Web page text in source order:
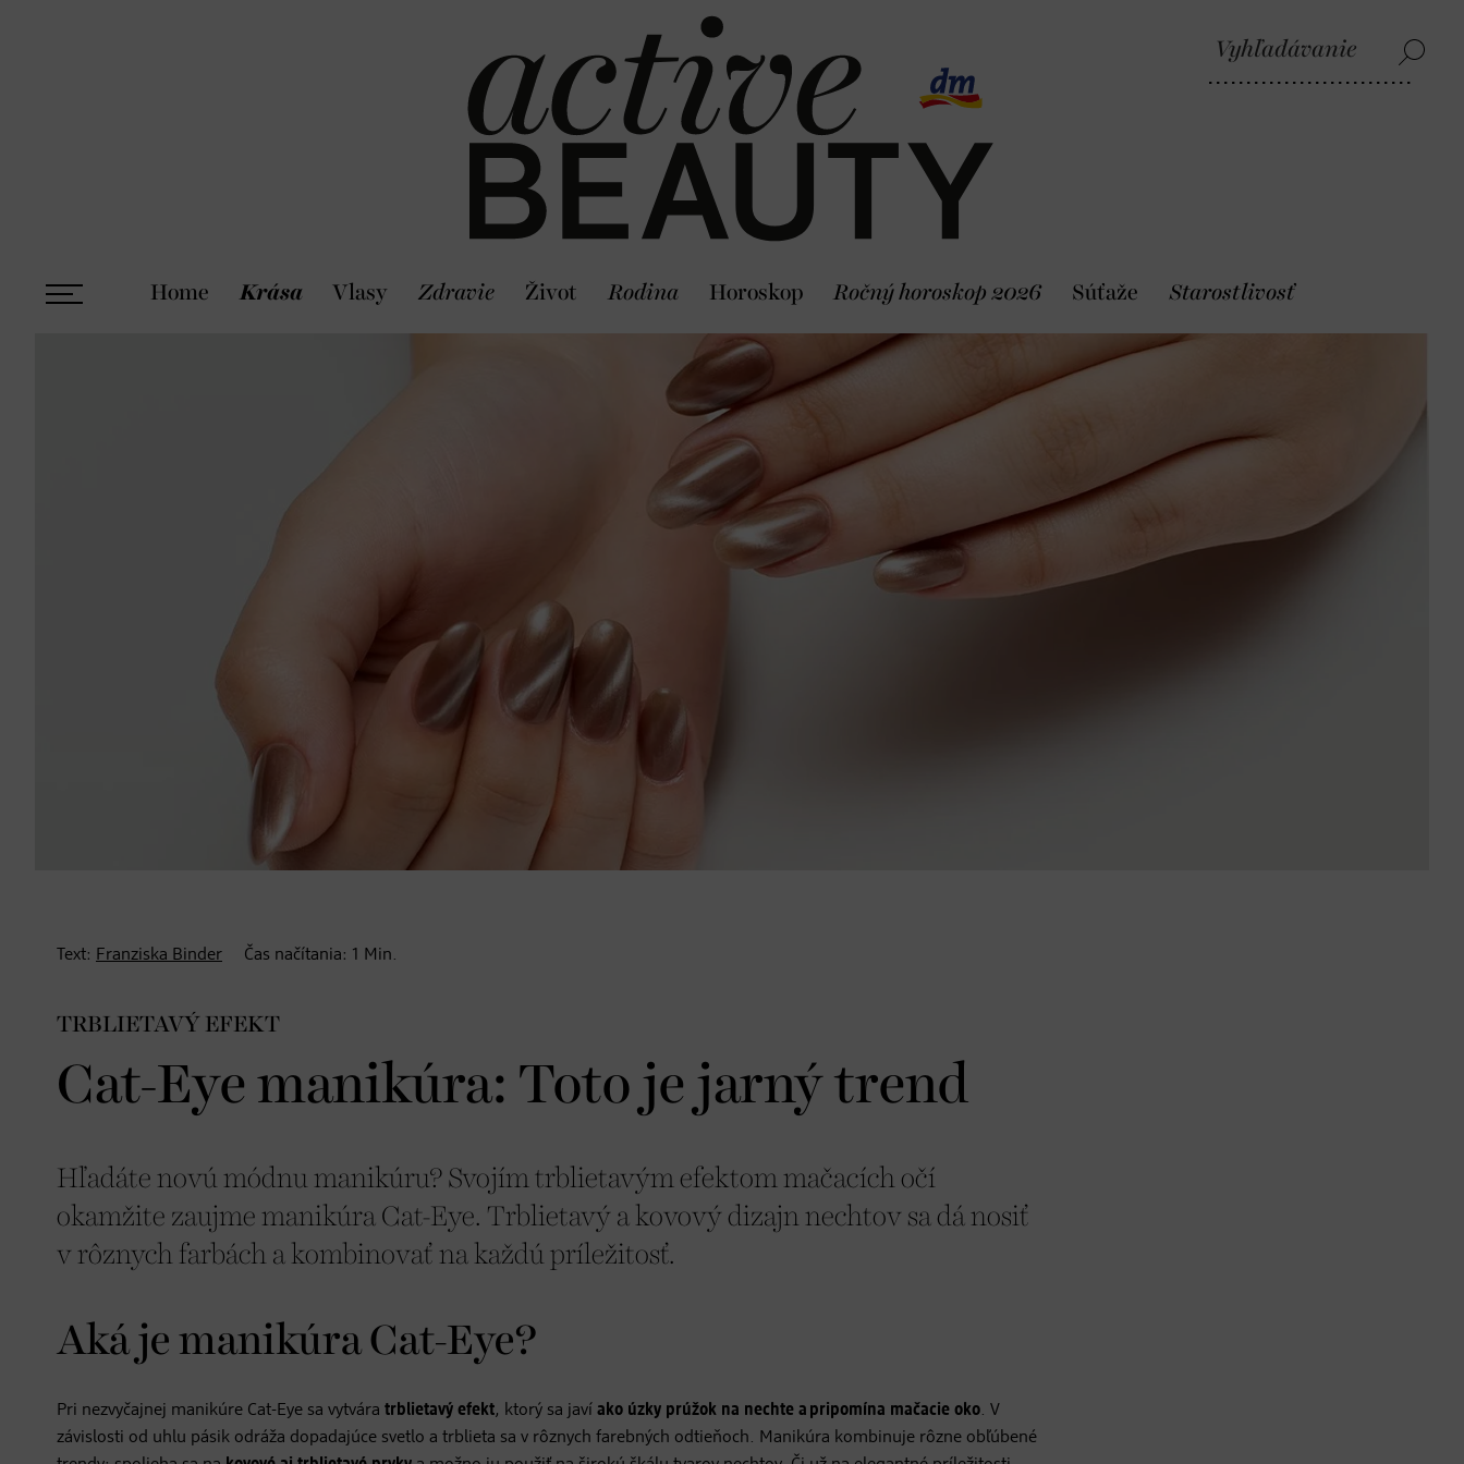
Home Krása Vlasy Zdravie Život Rodina Horoskop Ročný horoskop 2026 Súťaže Starostlivosť
Text: Franziska Binder Čas načítania: 1 Min.
TRBLIETAVÝ EFEKT
Cat-Eye manikúra: Toto je jarný trend
Hľadáte novú módnu manikúru? Svojím trblietavým efektom mačacích očí
okamžite zaujme manikúra Cat-Eye. Trblietavý a kovový dizajn nechtov sa dá nosiť
v rôznych farbách a kombinovať na každú príležitosť.
Aká je manikúra Cat-Eye?
Pri nezvyčajnej manikúre Cat-Eye sa vytvára trblietavý efekt, ktorý sa javí ako úzky prúžok na nechte a pripomína mačacie oko. V
závislosti od uhlu pásik odráža dopadajúce svetlo a trblieta sa v rôznych farebných odtieňoch. Manikúra kombinuje rôzne obľúbené